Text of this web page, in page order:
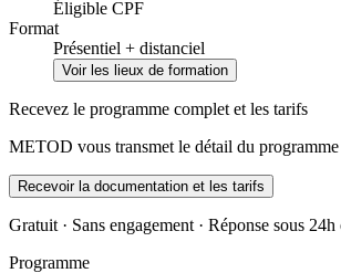
Éligible CPF
Format
Présentiel + distanciel
Voir les lieux de formation
Recevez le programme complet et les tarifs
METOD vous transmet le détail du
Recevoir la documentation et les tarifs
Gratuit · Sans engagement · Réponse sous 24h
Programme